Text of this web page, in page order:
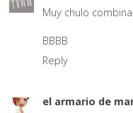
Muy chulo
BBBB
Reply
el armario de